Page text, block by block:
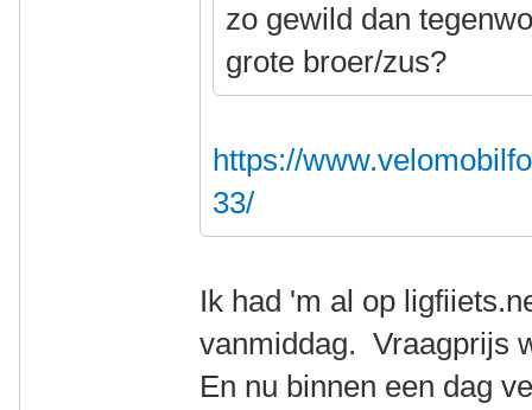
zo gewild dan
grote broer/zus?
https://
33/
Ik had 'm al op
vanmiddag. Vraagprijs
En nu binnen een dag